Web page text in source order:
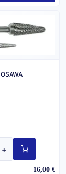
+
16,00 €